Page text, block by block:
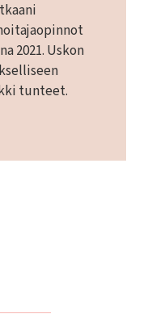
2021. Uskon
tunteet.